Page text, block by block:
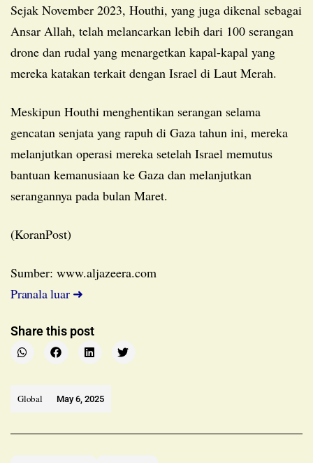
Sejak November 2023, Houthi, yang juga dikenal sebagai
Ansar Allah, telah melancarkan lebih dari 100 serangan
drone dan rudal yang menargetkan kapal-kapal yang
mereka katakan terkait dengan Israel di Laut Merah.
Meskipun Houthi menghentikan serangan selama
gencatan senjata yang rapuh di Gaza tahun ini, mereka
melanjutkan operasi mereka setelah Israel memutus
bantuan kemanusiaan ke Gaza dan melanjutkan
serangannya pada bulan Maret.
(KoranPost)
Sumber: www.aljazeera.com
Pranala luar ➜
Share this post
Global May 6, 2025